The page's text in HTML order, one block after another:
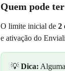
Quem pode
O limite inicial de 2
e ativação do
💡 Dica: